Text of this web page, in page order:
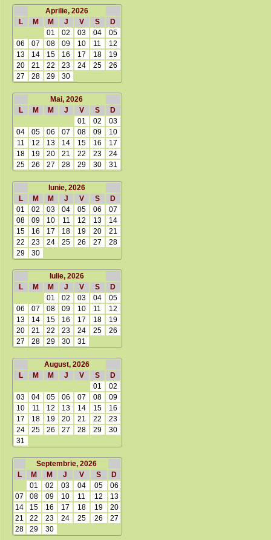
Aprilie, 2026
L
M M J V S
D
01
02 03 04
05
06
07 08 09 10 11
12
13
14 15 16 17 18
19
20
21 22 23 24 25
26
27
28 29 30
Mai, 2026
L
M M J V S
D
01
02
03
04
05 06 07 08 09
10
11
12 13 14 15 16
17
18
19 20 21 22 23
24
25
26 27 28 29 30 31
Iunie, 2026
L
M M J V S
D
01
02 03 04 05 06
07
08
09 10 11 12 13
14
15
16 17 18 19 20
21
22
23 24 25 26 27
28
29
30
Iulie, 2026
L
M M J V S
D
01
02 03 04
05
06
07 08 09 10 11
12
13
14 15 16 17 18
19
20
21 22 23 24 25
26
27
28 29 30 31
August, 2026
L
M M J V S
D
01
02
03
04 05 06 07 08
09
10
11 12 13 14 15
16
17
18 19 20 21 22
23
24
25 26 27 28 29
30
31
Septembrie, 2026
L
M M J V S
D
01
02 03 04 05
06
07
08 09 10 11 12
13
14
15 16 17 18 19
20
21
22 23 24 25 26
27
28
29 30